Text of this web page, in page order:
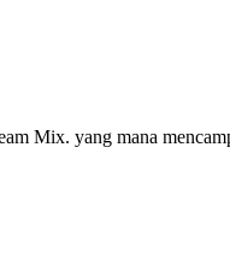
Mix. yang mana